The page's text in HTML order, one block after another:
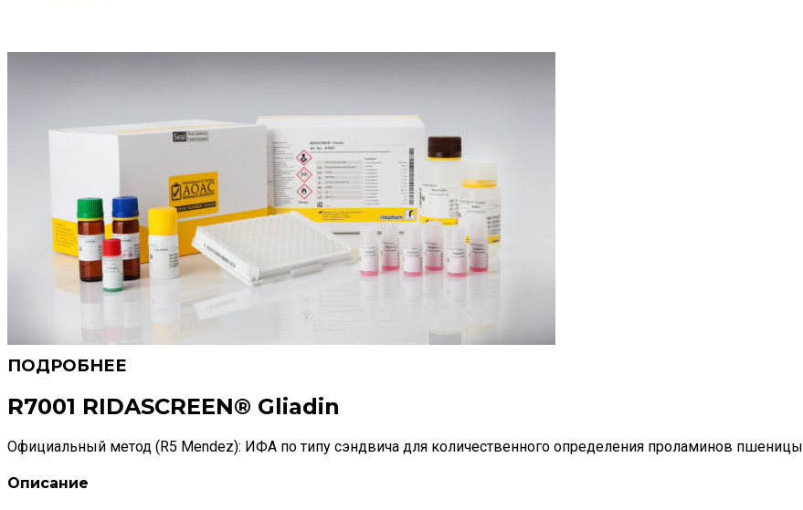
R7001 RIDASCREEN® Gliadin
Официальный метод (R5 Mendez): ИФА по типу сэндвича для количественного определения проламинов пшеницы
Описание